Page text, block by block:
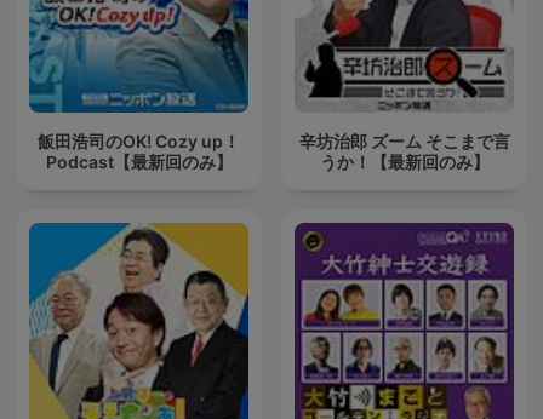
飯田浩司のOK! Cozy up！
Podcast【最新回のみ】
辛坊治郎 ズーム そこまで言
うか！【最新回のみ】